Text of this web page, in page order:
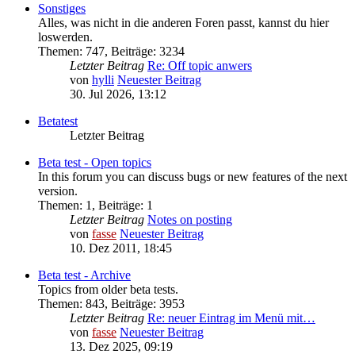
Sonstiges
Alles, was nicht in die anderen Foren passt, kannst du hier
loswerden.
Themen: 747, Beiträge: 3234
Letzter Beitrag Re: Off topic anwers
von hylli Neuester Beitrag
30. Jul 2026, 13:12
Betatest
Letzter Beitrag
Beta test - Open topics
In this forum you can discuss bugs or new features of the next
version.
Themen: 1 , Beiträge: 1
Letzter Beitrag Notes on posting
von fasse Neuester Beitrag
10. Dez 2011, 18:45
Beta test - Archive
Topics from older beta tests.
Themen: 843, Beiträge: 3953
Letzter Beitrag Re: neuer Eintrag im Menü mit…
von fasse Neuester Beitrag
13. Dez 2025, 09:19